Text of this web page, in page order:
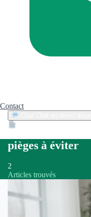
Contact
pièges à éviter
2
Articles trouvés